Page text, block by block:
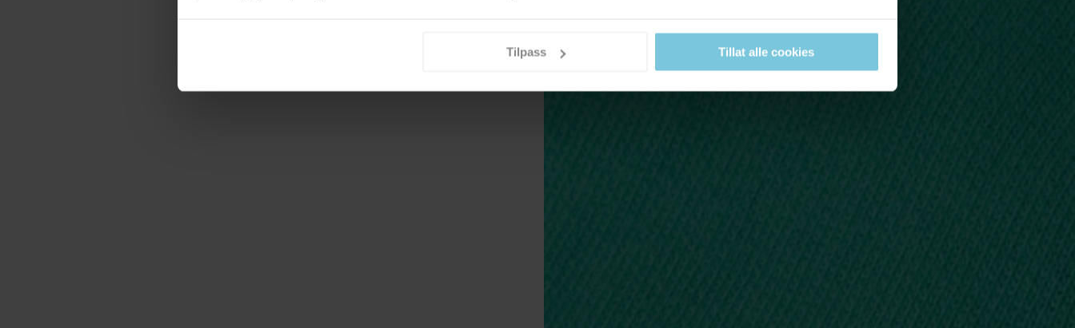
Tilpass Tillat alle cookies